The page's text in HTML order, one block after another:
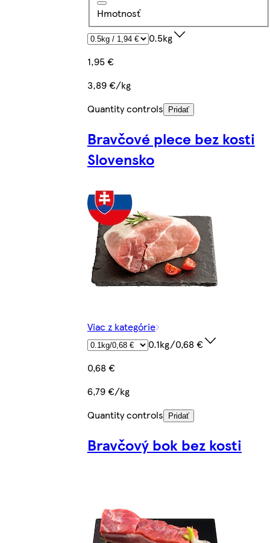
Hmotnosť
0.5kg
1,95 €
3,89 €/kg
Quantity controls
Pridať
Bravčové plece bez kosti
Slovensko
Viac z kategórie
0.1kg/0,68 €
0,68 €
6,79 €/kg
Quantity controls
Pridať
Bravčový bok bez kosti